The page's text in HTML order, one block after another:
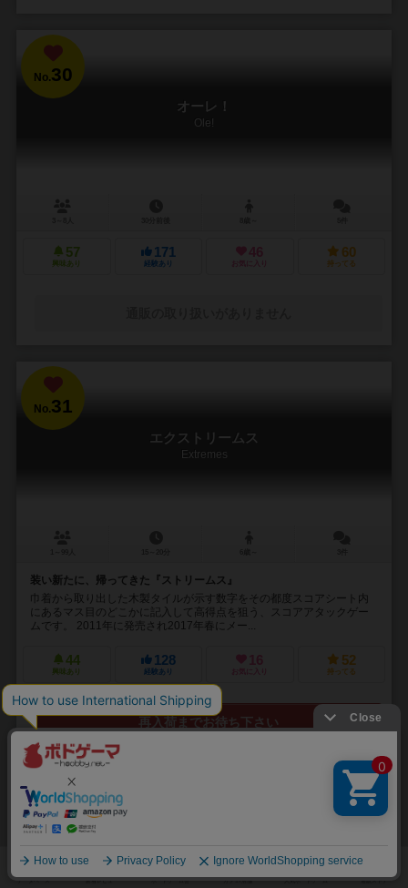
No.30
オーレ！
Ole!
57
興味あり
171
経験あり
46
お気に入り
60
持ってる
No.31
エクストリームス
Extremes
装い新たに、帰ってきた『ストリームス』
巾着から取り出した木製タイルが示す数字をその都度スコアシート内
にあるマス目のどこかに記入して高得点を狙う、スコアアタックゲー
ムです。 2011年に発売され2017年春にメー...
44
興味あり
128
経験あり
16
お気に入り
52
持ってる
再入荷までお待ち下さい
No.32
Go Go City